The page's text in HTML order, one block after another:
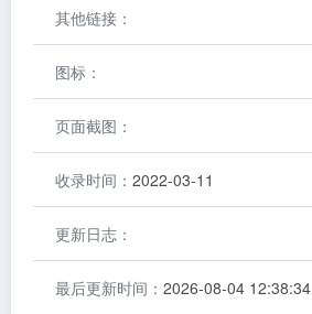
其他链接：
图标：
页面截图：
收录时间： 2022-03-11
更新日志：
最后更新时间： 2026-08-04 12:38:34